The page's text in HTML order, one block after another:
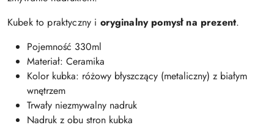
Kubek to praktyczny i oryginalny pomysł na prezent.
Pojemność 330ml
Materiał: Ceramika
Kolor kubka: różowy błyszczący (metaliczny) z białym
wnętrzem
Trwały niezmywalny nadruk
Nadruk z obu stron kubka